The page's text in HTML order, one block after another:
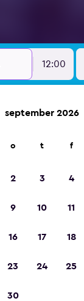
12:00
september 2026
o t f
2 3 4
9 10 11
16 17 18
23 24 25
30